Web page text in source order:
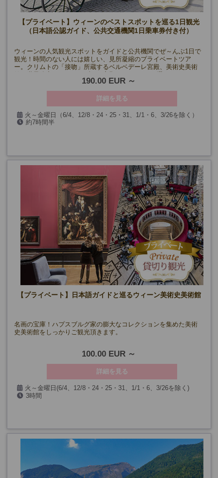
【プライベート】ウィーンのベストスポットを巡る1日観光
（日本語公認ガイド、公共交通機関1日乗車券付き付）
ウィーンの人気観光スポットをガイドと公共機関でぜ～んぶ1日で
観光！時間のない人には嬉しい、見所凝縮のプライベートツア
ー。クリムトの「接吻」所蔵するベルベデーレ宮殿、美術史美術
190.00 EUR
詳細を見る
火～金曜日（6/4、12/8・24・25・31、1/1・6、3/26を除く）
約7時間半
【プライベート】日本語ガイドと巡るウィーン美術史美術館
名画の宝庫！ハプスブルグ家の膨大なコレクションを集めた美術
史美術館をしっかりご観光頂きます。
100.00 EUR
詳細を見る
火～金曜日(6/4、12/8・24・25・31、1/1・6、3/26を除く)
3時間